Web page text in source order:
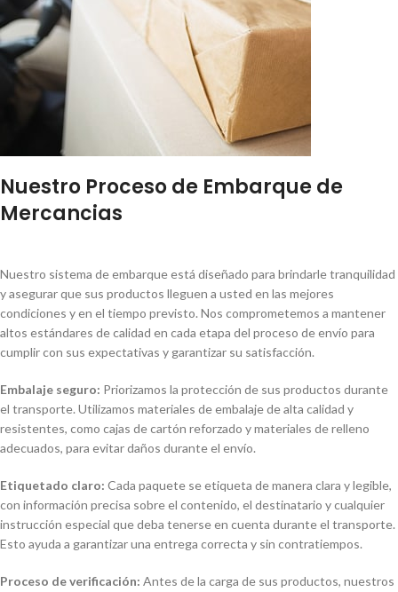
Nuestro Proceso de Embarque de
Mercancias
Nuestro sistema de embarque está diseñado para brindarle tranquilidad
y asegurar que sus productos lleguen a usted en las mejores
condiciones y en el tiempo previsto. Nos comprometemos a mantener
altos estándares de calidad en cada etapa del proceso de envío para
cumplir con sus expectativas y garantizar su satisfacción.
Embalaje seguro: Priorizamos la protección de sus productos durante
el transporte. Utilizamos materiales de embalaje de alta calidad y
resistentes, como cajas de cartón reforzado y materiales de relleno
adecuados, para evitar daños durante el envío.
Etiquetado claro: Cada paquete se etiqueta de manera clara y legible,
con información precisa sobre el contenido, el destinatario y cualquier
instrucción especial que deba tenerse en cuenta durante el transporte.
Esto ayuda a garantizar una entrega correcta y sin contratiempos.
Proceso de verificación: Antes de la carga de sus productos, nuestros